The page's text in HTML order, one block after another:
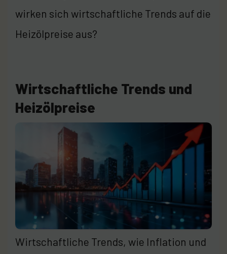
wirken sich wirtschaftliche Trends auf die
Heizölpreise aus?
Wirtschaftliche Trends und
Heizölpreise
Wirtschaftliche Trends, wie Inflation und